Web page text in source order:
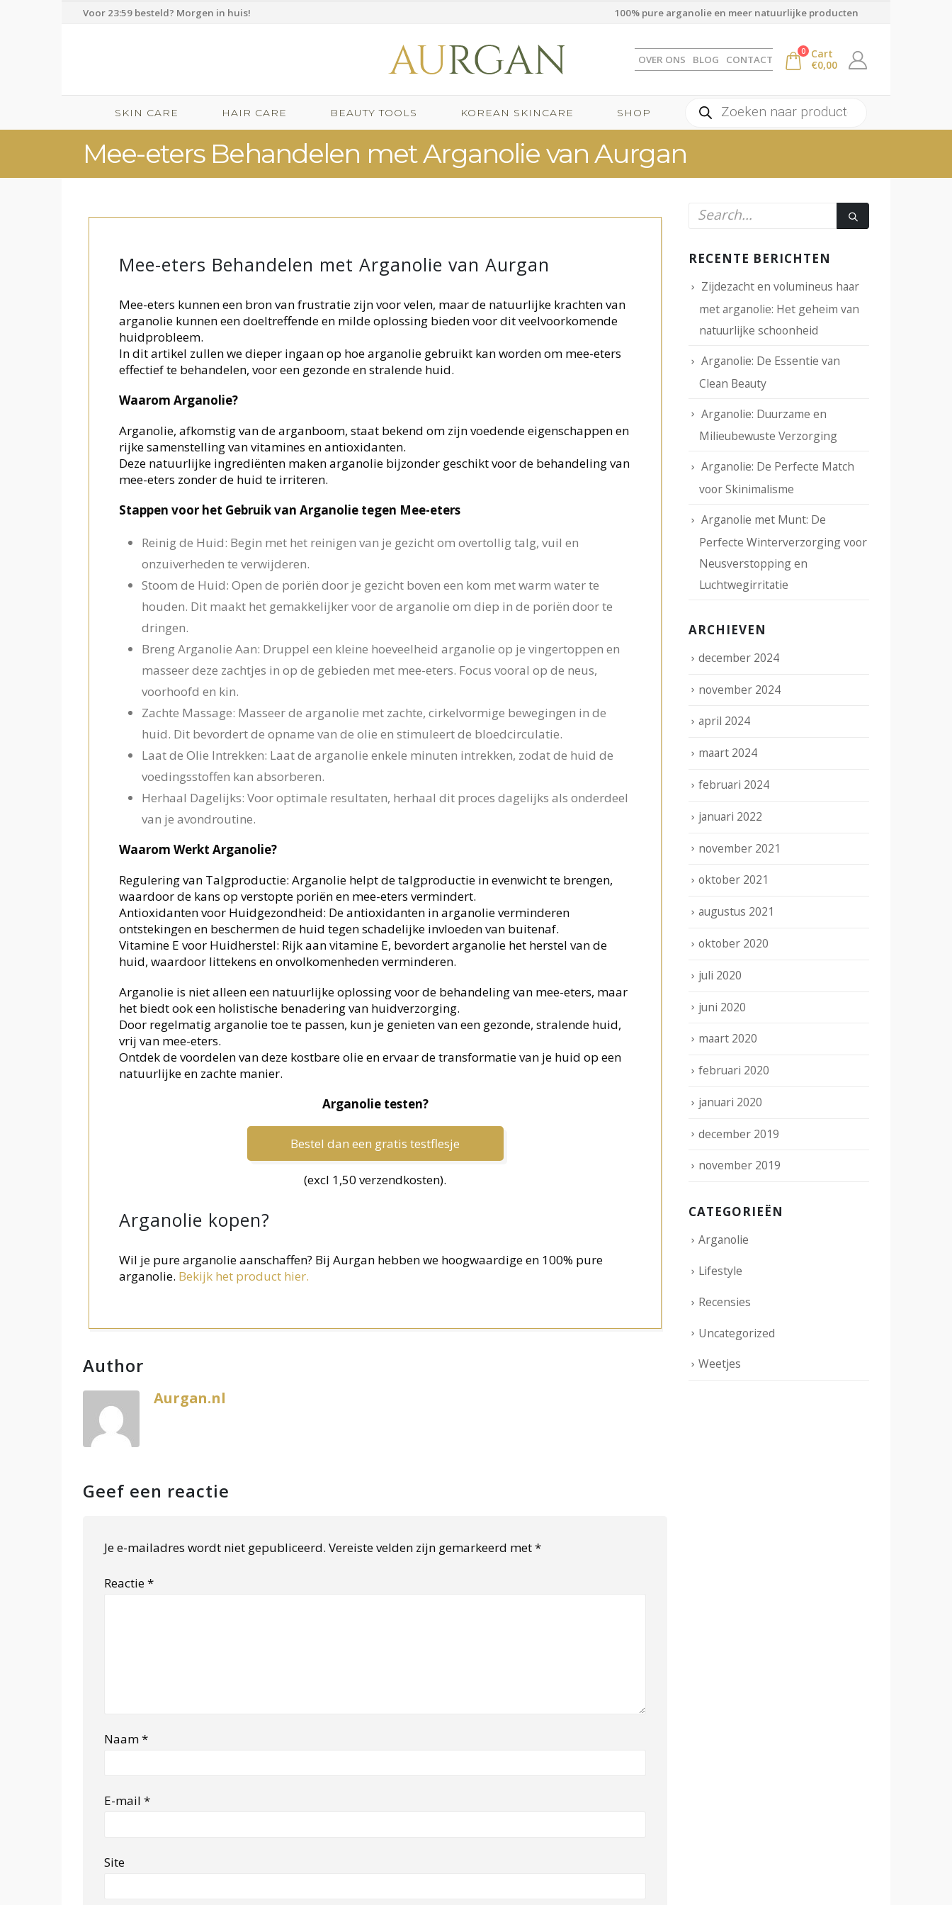
Voor 23:59 besteld? Morgen in huis! 100% pure arganolie en meer natuurlijke producten
OVER ONS BLOG CONTACT
0
Cart
€0,00
SKIN CARE HAIR CARE BEAUTY TOOLS KOREAN SKINCARE SHOP
Producten
zoeken
Mee-eters Behandelen met Arganolie van Aurgan
Mee-eters Behandelen met Arganolie van Aurgan
Mee-eters kunnen een bron van frustratie zijn voor velen, maar de natuurlijke krachten van
arganolie kunnen een doeltreffende en milde oplossing bieden voor dit veelvoorkomende
huidprobleem.
In dit artikel zullen we dieper ingaan op hoe arganolie gebruikt kan worden om mee-eters
effectief te behandelen, voor een gezonde en stralende huid.
Waarom Arganolie?
Arganolie, afkomstig van de arganboom, staat bekend om zijn voedende eigenschappen en
rijke samenstelling van vitamines en antioxidanten.
Deze natuurlijke ingrediënten maken arganolie bijzonder geschikt voor de behandeling van
mee-eters zonder de huid te irriteren.
Stappen voor het Gebruik van Arganolie tegen Mee-eters
Reinig de Huid: Begin met het reinigen van je gezicht om overtollig talg, vuil en
onzuiverheden te verwijderen.
Stoom de Huid: Open de poriën door je gezicht boven een kom met warm water te
houden. Dit maakt het gemakkelijker voor de arganolie om diep in de poriën door te
dringen.
Breng Arganolie Aan: Druppel een kleine hoeveelheid arganolie op je vingertoppen en
masseer deze zachtjes in op de gebieden met mee-eters. Focus vooral op de neus,
voorhoofd en kin.
Zachte Massage: Masseer de arganolie met zachte, cirkelvormige bewegingen in de
huid. Dit bevordert de opname van de olie en stimuleert de bloedcirculatie.
Laat de Olie Intrekken: Laat de arganolie enkele minuten intrekken, zodat de huid de
voedingsstoffen kan absorberen.
Herhaal Dagelijks: Voor optimale resultaten, herhaal dit proces dagelijks als onderdeel
van je avondroutine.
Waarom Werkt Arganolie?
Regulering van Talgproductie: Arganolie helpt de talgproductie in evenwicht te brengen,
waardoor de kans op verstopte poriën en mee-eters vermindert.
Antioxidanten voor Huidgezondheid: De antioxidanten in arganolie verminderen
ontstekingen en beschermen de huid tegen schadelijke invloeden van buitenaf.
Vitamine E voor Huidherstel: Rijk aan vitamine E, bevordert arganolie het herstel van de
huid, waardoor littekens en onvolkomenheden verminderen.
Arganolie is niet alleen een natuurlijke oplossing voor de behandeling van mee-eters, maar
het biedt ook een holistische benadering van huidverzorging.
Door regelmatig arganolie toe te passen, kun je genieten van een gezonde, stralende huid,
vrij van mee-eters.
Ontdek de voordelen van deze kostbare olie en ervaar de transformatie van je huid op een
natuurlijke en zachte manier.
Arganolie testen?
Bestel dan een gratis testflesje
(excl 1,50 verzendkosten).
Arganolie kopen?
Wil je pure arganolie aanschaffen? Bij Aurgan hebben we hoogwaardige en 100% pure
arganolie. Bekijk het product hier.
Author
Aurgan.nl
Geef een reactie
Je e-mailadres wordt niet gepubliceerd. Vereiste velden zijn gemarkeerd met*
Reactie*
Naam*
E-mail *
Site
RECENTE BERICHTEN
Zijdezacht en volumineus haar
met arganolie: Het geheim van
natuurlijke schoonheid
Arganolie: De Essentie van
Clean Beauty
Arganolie: Duurzame en
Milieubewuste Verzorging
Arganolie: De Perfecte Match
voor Skinimalisme
Arganolie met Munt: De
Perfecte Winterverzorging voor
Neusverstopping en
Luchtwegirritatie
ARCHIEVEN
december 2024
november 2024
april 2024
maart 2024
februari 2024
januari 2022
november 2021
oktober 2021
augustus 2021
oktober 2020
juli 2020
juni 2020
maart 2020
februari 2020
januari 2020
december 2019
november 2019
CATEGORIEËN
Arganolie
Lifestyle
Recensies
Uncategorized
Weetjes